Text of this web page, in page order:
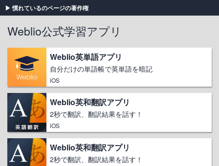
慣れているのページの著作権
Weblio公式学習アプリ
Weblio英単語アプリ
自分だけの単語帳で英単語を暗記
iOS
Weblio英和翻訳アプリ
2秒で翻訳、翻訳結果を話す！
iOS
Weblio英和翻訳アプリ
2秒で翻訳、翻訳結果を話す！